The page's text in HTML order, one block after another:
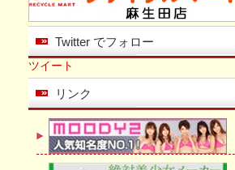
Twitter でフォロー
ツイート
リンク